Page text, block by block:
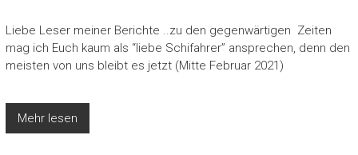
Liebe Leser meiner Berichte ..zu den gegenwärtigen Zeiten
mag ich Euch kaum als “liebe Schifahrer” ansprechen, denn den
meisten von uns bleibt es jetzt (Mitte Februar 2021)
Mehr lesen